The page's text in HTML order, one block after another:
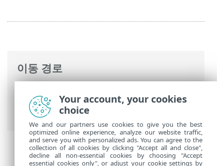
이동 경로
명령과 함께 ESET Mail Security>설정> 웹
및 이메일
Your account, your cookies
choice
We and our partners use cookies to give you the best
optimized online experience, analyze our website traffic,
and serve you with personalized ads. You can agree to the
collection of all cookies by clicking "Accept all and close",
decline all non-essential cookies by choosing "Accept
essential cookies only", or adjust your cookie settings by